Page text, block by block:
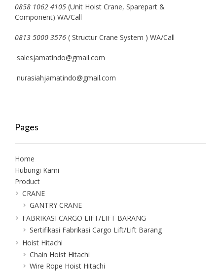
0858 1062 4105 (Unit Hoist Crane, Sparepart &
Component) WA/Call
0813 5000 3576 ( Structur Crane System ) WA/Call
salesjamatindo@gmail.com
nurasiahjamatindo@gmail.com
Pages
Home
Hubungi Kami
Product
CRANE
GANTRY CRANE
FABRIKASI CARGO LIFT/LIFT BARANG
Sertifikasi Fabrikasi Cargo Lift/Lift Barang
Hoist Hitachi
Chain Hoist Hitachi
Wire Rope Hoist Hitachi